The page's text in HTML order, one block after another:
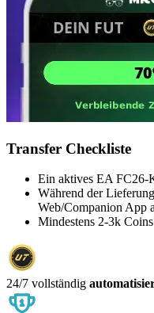
Transfer Checkliste
Ein aktives EA FC26-
Während der
Web/Companion App
Mindestens 2-3k
24/7 vollständig